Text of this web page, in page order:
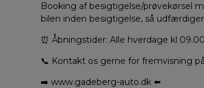
Booking af besigtigelse/prøvekørsel
bilen inden besigtigelse, så
⏰ Åbningstider: Alle hverdage kl
📞 Kontakt os gerne for fremvisning
➡️ www.gadeberg-auto.dk ⬅️